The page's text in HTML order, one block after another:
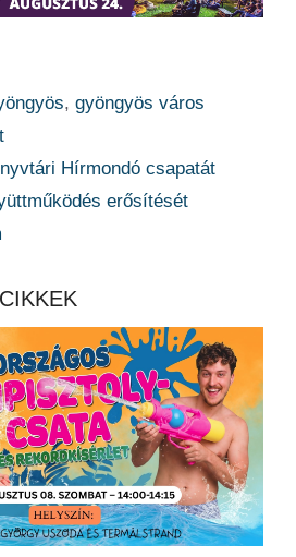
,gyöngyös város
Hírmondó csapatát
erősítését